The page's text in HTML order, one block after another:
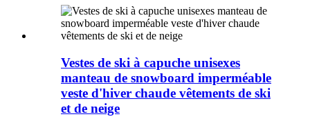
Vestes de ski à capuche unisexes
manteau de snowboard imperméable
veste d'hiver chaude vêtements de ski
et de neige